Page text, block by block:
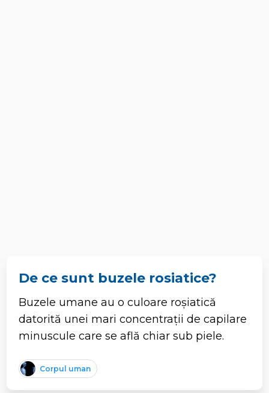
De ce sunt buzele rosiatice?
Buzele umane au o culoare roșiatică
datorită unei mari concentrații de capilare
minuscule care se află chiar sub piele.
Corpul uman